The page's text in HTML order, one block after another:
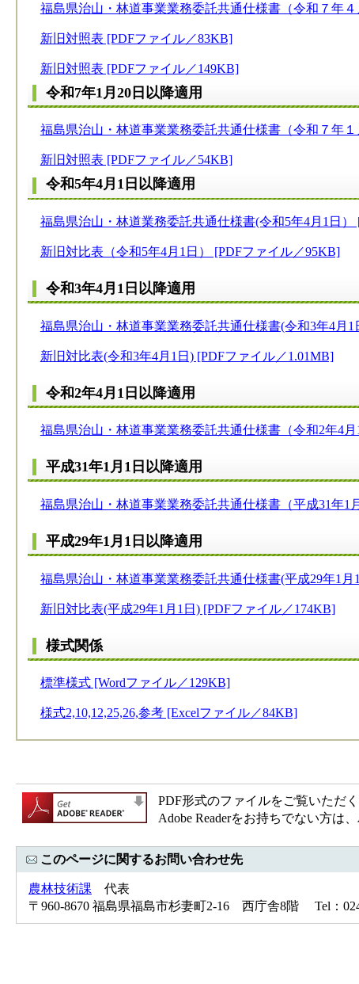
福島県治山・林道事業業務委託共通仕様書（令和７年
新旧対照表 [PDFファイル／83KB]
新旧対照表 [PDFファイル／149KB]
令和7年1月20日以降適用​
福島県治山・林道事業業務委託共通仕様書（令和７年
新旧対照表 [PDFファイル／54KB]
令和5年4月1日以降適用
福島県治山・林道業務委託共通仕様書(令和5年4月1日）
新旧対比表（令和5年4月1日） [PDFファイル／95KB]
令和3年4月1日以降適用
福島県治山・林道事業業務委託共通仕様書(令和3年4月
新旧対比表(令和3年4月1日) [PDFファイル／1.01MB]
令和2年4月1日以降適用
福島県治山・林道事業業務委託共通仕様書（令和2年4
平成31年1月1日以降適用
福島県治山・林道事業業務委託共通仕様書（平成31年1
平成29年1月1日以降適用
福島県治山・林道事業業務委託共通仕様書(平成29年1月
新旧対比表(平成29年1月1日) [PDFファイル／174KB]
様式関係
標準様式 [Wordファイル／129KB]
様式2,10,12,25,26,参考 [Excelファイル／84KB]
PDF形式のファイルをご覧いただ
Adobe Readerをお持ちでない方は
このページに関するお問い合わせ先
農林技術課 代表
〒960-8670 福島県福島市杉妻町2-16 西庁舎8階 Tel：